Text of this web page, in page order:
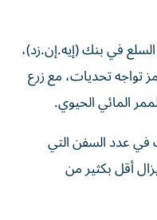
في بنك (إيه.إن.زد)،
تواجه تحديات، مع زرع
المائي الحيوي.
في عدد السفن التي
أقل بكثير من